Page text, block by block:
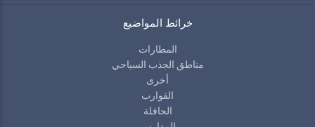
خرائط المواضيع
المطارات
مناطق الجذب السياحي
أخرى
القوارب
الحافلة